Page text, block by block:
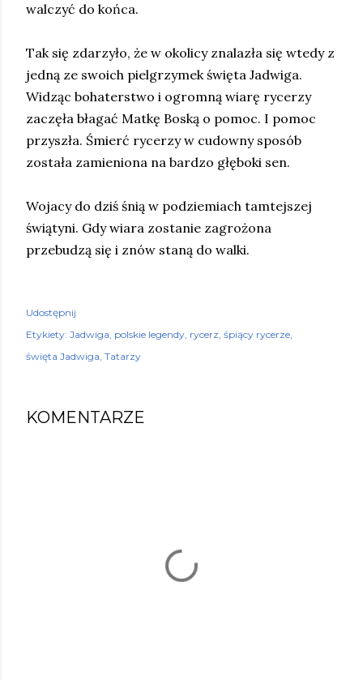
walczyć do końca.
Tak się zdarzyło, że w okolicy znalazła się wtedy z
jedną ze swoich pielgrzymek święta Jadwiga.
Widząc bohaterstwo i ogromną wiarę rycerzy
zaczęła błagać Matkę Boską o pomoc. I pomoc
przyszła. Śmierć rycerzy w cudowny sposób
została zamieniona na bardzo głęboki sen.
Wojacy do dziś śnią w podziemiach tamtejszej
świątyni. Gdy wiara zostanie zagrożona
przebudzą się i znów staną do walki.
Udostępnij
Etykiety: Jadwiga polskie legendy rycerz śpiący rycerze
święta Jadwiga Tatarzy
KOMENTARZE